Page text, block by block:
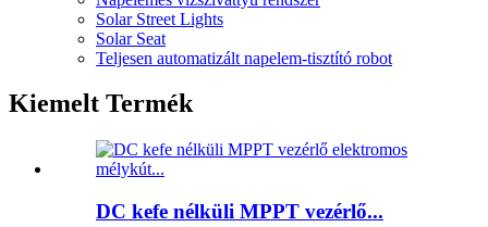
Solar Street Lights
Solar Seat
Teljesen automatizált napelem-tisztító robot
Kiemelt Termék
DC kefe nélküli MPPT vezérlő...